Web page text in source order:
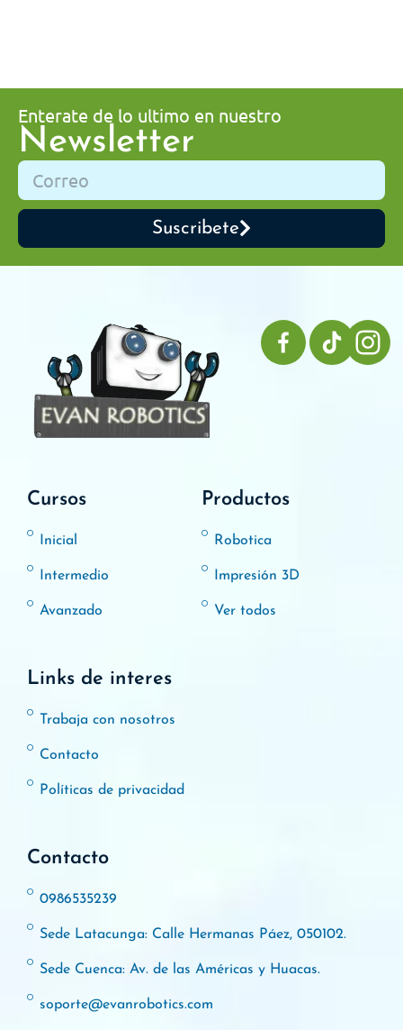
Enterate de lo ultimo en nuestro
Newsletter
Suscribete
Cursos
Inicial
Intermedio
Avanzado
Productos
Robotica
Impresión 3D
Ver todos
Links de interes
Trabaja con nosotros
Contacto
Políticas de privacidad
Contacto
0986535239
Sede Latacunga: Calle Hermanas Páez, 050102.
Sede Cuenca: Av. de las Américas y Huacas.
soporte@evanrobotics.com